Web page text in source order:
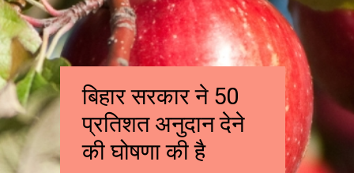
बिहार सरकार ने 50
प्रतिशत अनुदान देने
की घोषणा की है